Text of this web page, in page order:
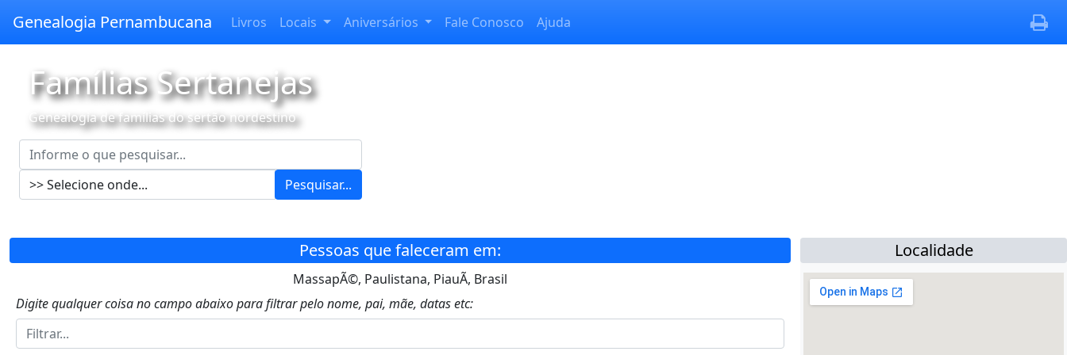
Genealogia Pernambucana Livros Locais Aniversários Fale Conosco Ajuda
Famílias Sertanejas
Genealogia de famílias do sertão nordestino
Pesquisar...
Pessoas que faleceram em:
MassapÃ©, Paulistana, PiauÃ­, Brasil
Digite qualquer coisa no campo abaixo para filtrar pelo nome, pai, mãe, datas etc:
Localidade